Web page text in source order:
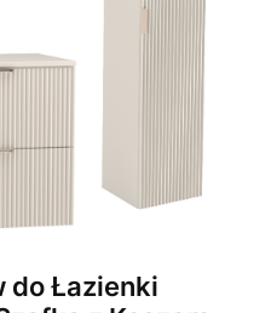
do Łazienki